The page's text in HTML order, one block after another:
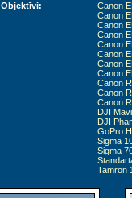
Objektīvi:
Canon
Canon
Canon
Canon
Canon
Canon
Canon
Canon
Canon
Canon
Canon
DJI
DJI
GoPro
Sigma
Sigma
Tamron